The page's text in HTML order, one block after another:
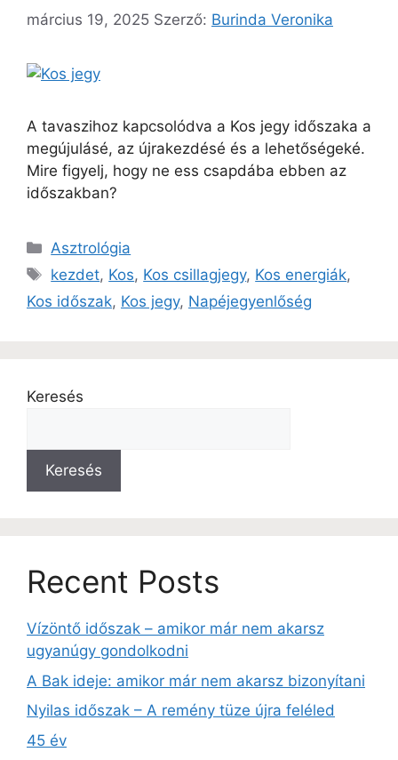
március 19, 2025 Szerző: Burinda Veronika
A tavaszihoz kapcsolódva a Kos jegy időszaka a
megújulásé, az újrakezdésé és a lehetőségeké.
Mire figyelj, hogy ne ess csapdába ebben az
időszakban?
Asztrológia
kezdet, Kos, Kos csillagjegy, Kos energiák,
Kos időszak, Kos jegy, Napéjegyenlőség
Keresés
Keresés
Recent Posts
Vízöntő időszak – amikor már nem akarsz
ugyanúgy gondolkodni
A Bak ideje: amikor már nem akarsz bizonyítani
Nyilas időszak – A remény tüze újra feléled
45 év